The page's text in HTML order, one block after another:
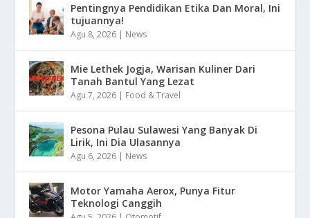
Pentingnya Pendidikan Etika Dan Moral, Ini
tujuannya!
Agu 8, 2026 | News
Mie Lethek Jogja, Warisan Kuliner Dari
Tanah Bantul Yang Lezat
Agu 7, 2026 | Food & Travel
Pesona Pulau Sulawesi Yang Banyak Di
Lirik, Ini Dia Ulasannya
Agu 6, 2026 | News
Motor Yamaha Aerox, Punya Fitur
Teknologi Canggih